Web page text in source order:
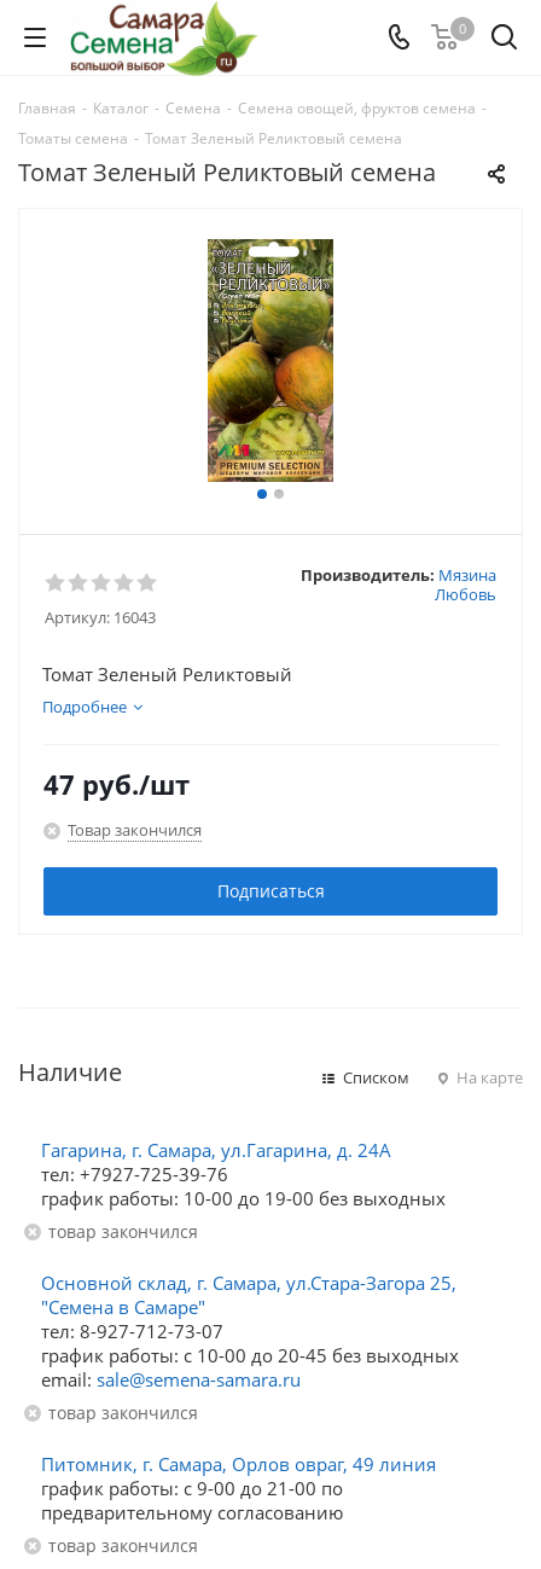
0
Главная - Каталог - Семена - Семена овощей, фруктов семена -
Томаты семена - Томат Зеленый Реликтовый семена
Томат Зеленый Реликтовый семена
Артикул: 16043
Производитель: Мязина
Любовь
Томат Зеленый Реликтовый
Подробнее
47 руб./шт
Товар закончился
Подписаться
Наличие Списком На карте
Гагарина, г. Самара, ул.Гагарина, д. 24А
тел: +7927-725-39-76
график работы: 10-00 до 19-00 без выходных
Товар закончился
Основной склад, г. Самара, ул.Стара-Загора 25,
"Семена в Самаре"
тел: 8-927-712-73-07
график работы: с 10-00 до 20-45 без выходных
email: sale@semena-samara.ru
Товар закончился
Питомник, г. Самара, Орлов овраг, 49 линия
график работы: с 9-00 до 21-00 по
предварительному согласованию
Товар закончился